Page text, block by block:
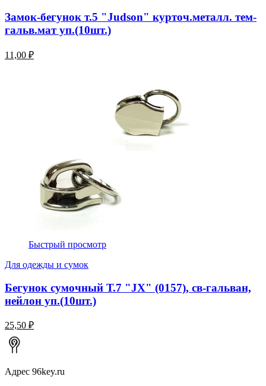
Замок-бегунок т.5 "Judson" курточ.металл. тем-
гальв.мат уп.(10шт.)
11,00 ₽
Быстрый просмотр
Для одежды и сумок
Бегунок сумочный Т.7 "JX" (0157), св-гальван,
нейлон уп.(10шт.)
25,50 ₽
Адрес 96key.ru